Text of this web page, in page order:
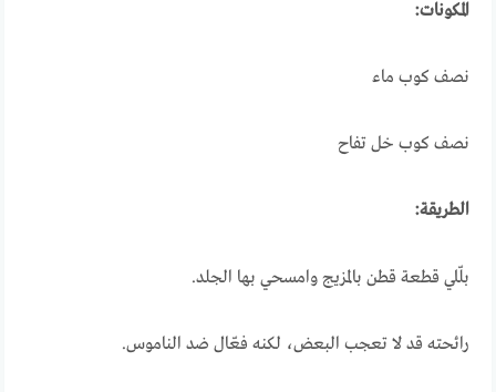
المكونات:
نصف كوب ماء
نصف كوب خل تفاح
الطريقة:
بلّلي قطعة قطن بالمزيج وامسحي بها الجلد.
رائحته قد لا تعجب البعض، لكنه فعّال ضد الناموس.